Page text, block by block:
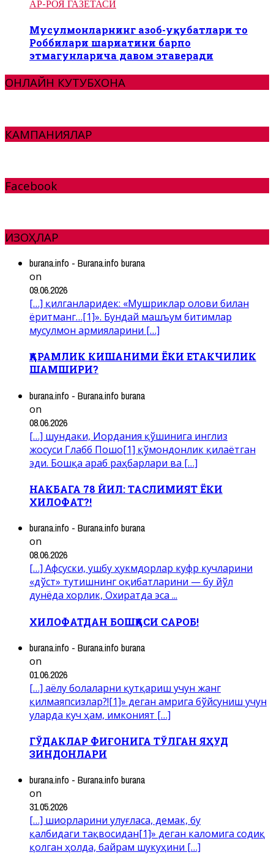
АР-РОЯ ГАЗЕТАСИ
Мусулмонларнинг азоб-уқубатлари то
Роббилари шариатини барпо
этмагунларича давом этаверади
ОНЛАЙН КУТУБХОНА
КАМПАНИЯЛАР
Facebook
ИЗОҲЛАР
burana.info - Burana.info burana
on
09.06.2026
[…] қилганларидек: «Мушриклар олови билан
ёритманг…[1]». Бундай машъум битимлар
мусулмон армияларини […]
ҚАРАМЛИК КИШАНИМИ ЁКИ ЕТАКЧИЛИК
ШАМШИРИ?
burana.info - Burana.info burana
on
08.06.2026
[…] шундаки, Иордания қўшинига инглиз
жосуси Глабб Пошо[1] қўмондонлик қилаётган
эди. Бошқа араб раҳбарлари ва […]
НАКБАГА 78 ЙИЛ: ТАСЛИМИЯТ ЁКИ
ХИЛОФАТ?!
burana.info - Burana.info burana
on
08.06.2026
[…] Афсуски, ушбу ҳукмдорлар куфр кучларини
«дўст» тутишнинг оқибатларини — бу йўл
дунёда хорлик, Охиратда эса ...
ХИЛОФАТДАН БОШҚАСИ САРОБ!
burana.info - Burana.info burana
on
01.06.2026
[…] аёлу болаларни қутқариш учун жанг
қилмаяпсизлар?![1]» деган амрига бўйсуниш учун
уларда куч ҳам, имконият […]
ГЎДАКЛАР ФИҒОНИГА ТЎЛГАН ЯҲУД
ЗИНДОНЛАРИ
burana.info - Burana.info burana
on
31.05.2026
[…] шиорларини улуғласа, демак, бу
қалбидаги тақвосидан[1]» деган каломига содиқ
қолган ҳолда, байрам шукуҳини […]